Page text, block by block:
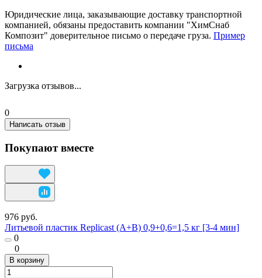
Юридические лица, заказывающие доставку транспортной
компанией, обязаны предоставить компании "ХимСнаб
Композит" доверительное письмо о передаче груза. Пример
письма
Загрузка отзывов...
0
Написать отзыв
Покупают вместе
976 руб.
Литьевой пластик Replicast (А+В) 0,9+0,6=1,5 кг [3-4 мин]
0
0
В корзину